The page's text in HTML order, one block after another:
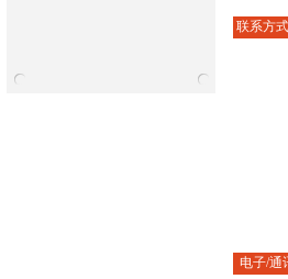
联系方式
电子/通